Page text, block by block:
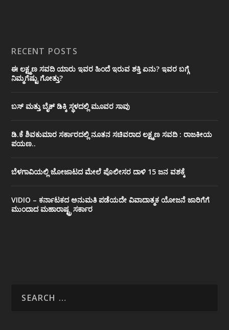
RECENT POSTS
ಈ ಲಕ್ಷ್ಮಣ ಸವದಿ ಯಾರು ಇವರ ಹಿಂದೆ ಇರುವ ಶಕ್ತಿ ಏನು? ಇವರ ಬಗ್ಗೆ
ನಿಮ್ಮಗೆಷ್ಟು ಗೋತ್ತು?
ಬಸ್ ಮತ್ತು ಬೈಕ್ ಡಿಕ್ಕಿ ಸ್ಥಳದಲ್ಲಿ ಮೂವರ ಸಾವು
ಡಿ.ಕೆ ಶಿವಕುಮಾರ ಸರ್ಕಾರದಲ್ಲಿ ನೂತನ ಸಚಿವರಾದ ಲಕ್ಷ್ಮಣ ಸವದಿ : ರಾಜಕೀಯ
ಪಯಣ..
ಬೆಳಗಾವಿಯಲ್ಲಿ ಜೋಜಾಟದ ಮೇಲೆ ಪೊಲೀಸರ ದಾಳಿ 15 ಜನ ವಶಕ್ಕೆ
VIDIO – ಕರ್ನಾಟಕದ ಅನುಮತಿ ಪಡೆಯದೇ ವಿವಾದಾತ್ಮಕ ಯೋಜನೆ ಜಾರಿಗೆಗೆ
ಮುಂದಾದ ಮಹಾರಾಷ್ಟ್ರ ಸರ್ಕಾರ